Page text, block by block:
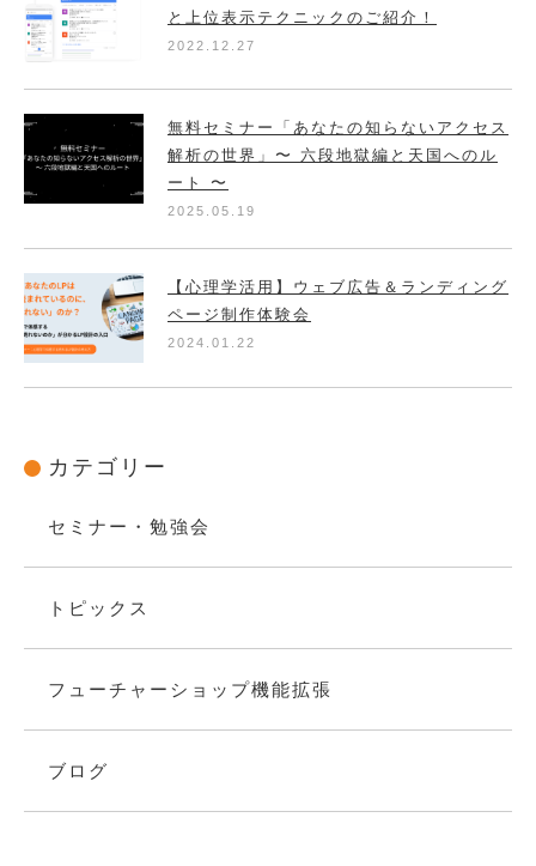
と上位表示テクニックのご紹介！
2022.12.27
無料セミナー「あなたの知らないアクセス
解析の世界」〜 六段地獄編と天国へのル
ート 〜
2025.05.19
【心理学活用】ウェブ広告＆ランディング
ページ制作体験会
2024.01.22
カテゴリー
セミナー・勉強会
トピックス
フューチャーショップ機能拡張
ブログ